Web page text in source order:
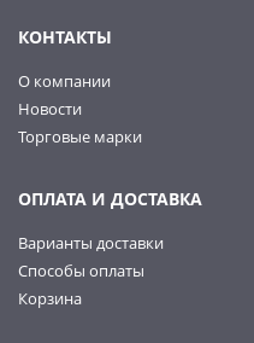
КОНТАКТЫ
О компании
Новости
Торговые марки
ОПЛАТА И ДОСТАВКА
Варианты доставки
Способы оплаты
Корзина